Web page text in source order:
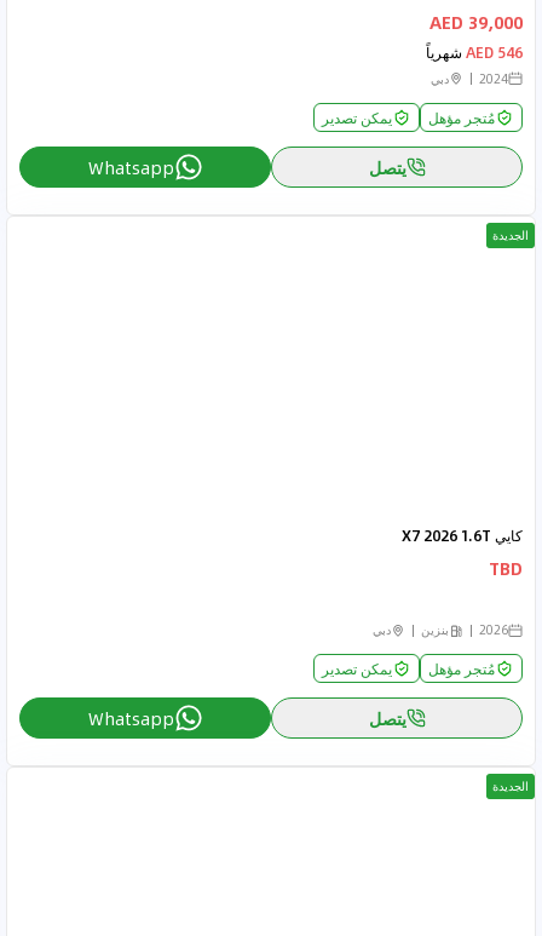
39,000 AED
546 AED شهرياً
2024 دبي
مُتجر مؤهل يمكن تصدير
يتصل Whatsapp
الجديدة
كايي X7 2026 1.6T
TBD
2026 بنزين دبي
مُتجر مؤهل يمكن تصدير
يتصل Whatsapp
الجديدة